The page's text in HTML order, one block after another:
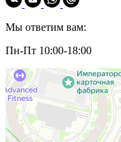
Мы ответим вам:
Пн-Пт 10:00-18:00